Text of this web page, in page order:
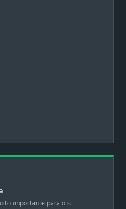
importante para o si...